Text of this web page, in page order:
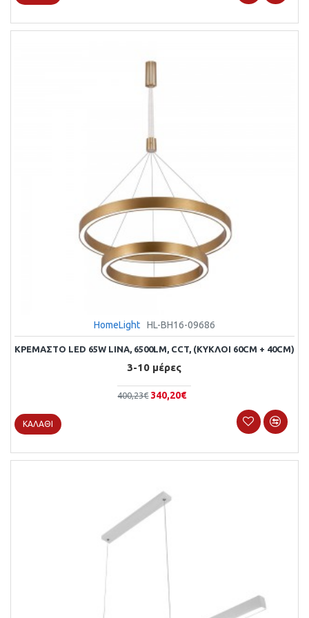
HomeLight HL-BH16-09686
ΚΡΕΜΑΣΤΌ LED 65W LINA, 6500LM, CCT, (ΚΎΚΛΟΙ 60CM + 40CM)
3-10 μέρες
400,23€ 340,20€
ΚΑΛΆΘΙ